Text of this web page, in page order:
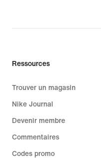
Ressources
Trouver un magasin
Nike Journal
Devenir membre
Commentaires
Codes promo